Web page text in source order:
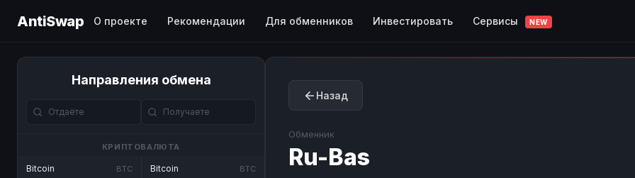
AntiSwap О проекте Рекомендации Для обменников Инвестировать Сервисы NEW
Направления обмена
КРИПТОВАЛЮТА
Bitcoin BTC Bitcoin BTC
Назад
Обменник
Ru-Bas